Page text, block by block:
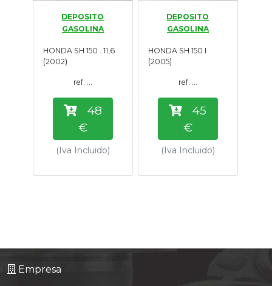
Usados
Formulario
Empresa
Contacto
DEPOSITO
GASOLINA
HONDA SH 150 . 11,6
(2002)
ref: ...
48
€
(Iva Incluido)
DEPOSITO
GASOLINA
HONDA SH 150 I
(2005)
ref: ...
45
€
(Iva Incluido)
Empresa